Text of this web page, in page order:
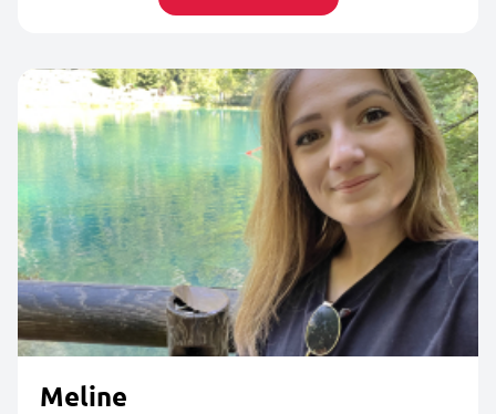
Meline